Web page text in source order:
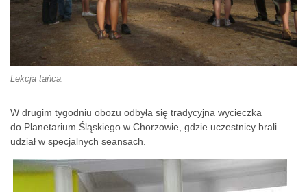
Lekcja tańca.
W drugim tygodniu obozu odbyła się tradycyjna wycieczka
do Planetarium Śląskiego w Chorzowie, gdzie uczestnicy brali
udział w specjalnych seansach.